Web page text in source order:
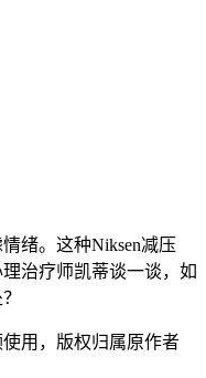
绪。这种Niksen减压
治疗师凯蒂谈一谈，如
用，版权归属原作者